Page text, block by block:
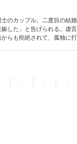
のカップル。二度目の結
した」と告げられる。虚
らも拒絶されて、孤独に
・ ・ ・